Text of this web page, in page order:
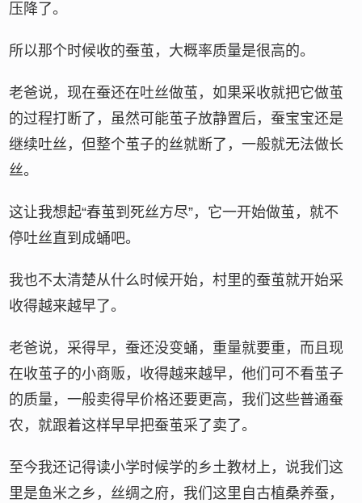
压降了。
所以那个时候收的蚕茧，大概率质量是很高的。
老爸说，现在蚕还在吐丝做茧，如果采收就把它做茧
的过程打断了，虽然可能茧子放静置后，蚕宝宝还是
继续吐丝，但整个茧子的丝就断了，一般就无法做长
丝。
这让我想起“春茧到死丝方尽”，它一开始做茧，就不
停吐丝直到成蛹吧。
我也不太清楚从什么时候开始，村里的蚕茧就开始采
收得越来越早了。
老爸说，采得早，蚕还没变蛹，重量就要重，而且现
在收茧子的小商贩，收得越来越早，他们可不看茧子
的质量，一般卖得早价格还要更高，我们这些普通蚕
农，就跟着这样早早把蚕茧采了卖了。
至今我还记得读小学时候学的乡土教材上，说我们这
里是鱼米之乡，丝绸之府，我们这里自古植桑养蚕，